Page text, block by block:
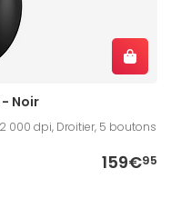
- Noir
000 dpi, Droitier, 5 boutons
159€95